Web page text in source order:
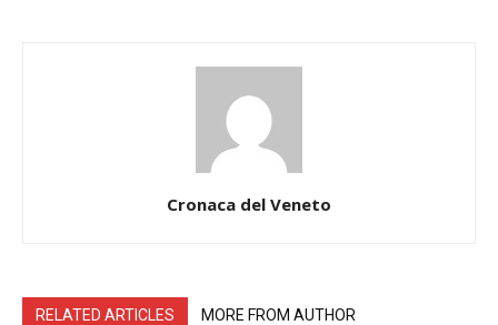
Cronaca del Veneto
RELATED ARTICLES MORE FROM AUTHOR